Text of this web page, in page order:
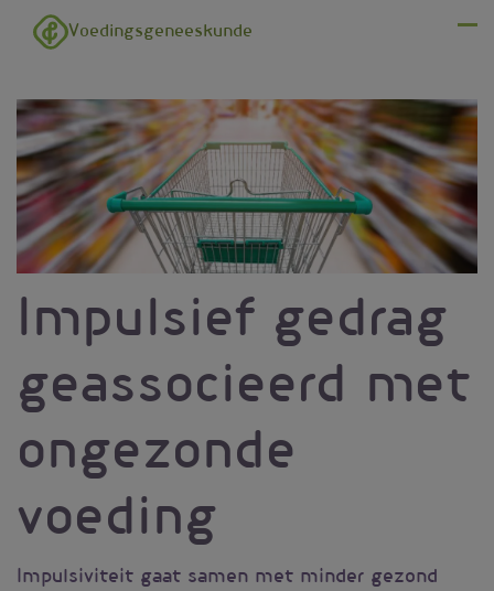
Overslaan en naar de inhoud gaan
Voedingsgeneeskunde
Impulsief gedrag
geassocieerd met
ongezonde
voeding
Impulsiviteit gaat samen met minder gezond